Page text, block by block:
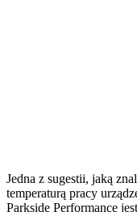
Jedna z sugestii, jaką
temperaturą pracy
Parkside Performance